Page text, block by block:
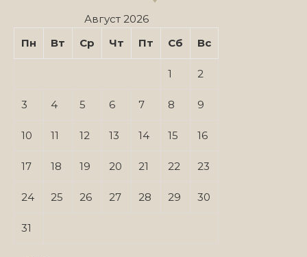
Август 2026
Пн
Вт Ср Чт Пт Сб Вс
1 2
3 4 5 6 7 8 9
10 11 12 13 14 15 16
17 18 19 20 21 22 23
24 25 26 27 28 29 30
31